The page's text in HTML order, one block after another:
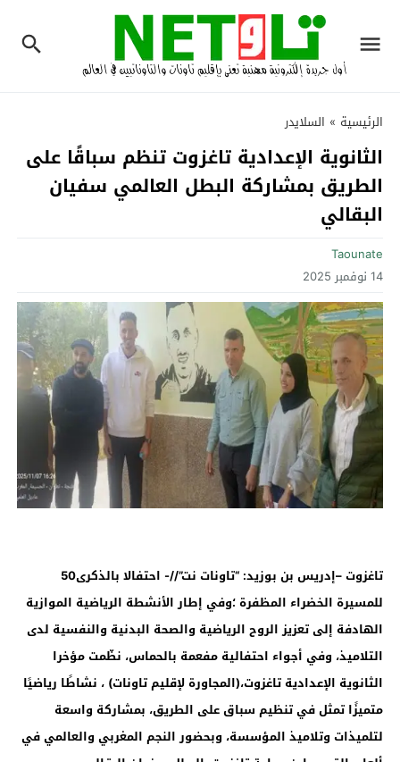
الرئيسية » السلايدر
الثانوية الإعدادية تاغزوت تنظم سباقًا على
الطريق بمشاركة البطل العالمي سفيان
البقالي
Taounate
14 نوفمبر 2025
تاغزوت –إدريس بن بوزيد: “تاونات نت”//-
احتفالا بالذكرى50
للمسيرة الخضراء المظفرة ؛وفي إطار الأنشطة الرياضية الموازية
الهادفة إلى تعزيز الروح الرياضية والصحة البدنية والنفسية لدى
التلاميذ، وفي أجواء احتفالية مفعمة بالحماس، نظّمت مؤخرا
الثانوية الإعدادية تاغزوت،(المجاورة لإقليم تاونات) ، نشاطًا رياضيًا
متميزًا تمثل في تنظيم سباق على الطريق، بمشاركة واسعة
لتلميذات وتلاميذ المؤسسة، وبحضور النجم المغربي والعالمي في